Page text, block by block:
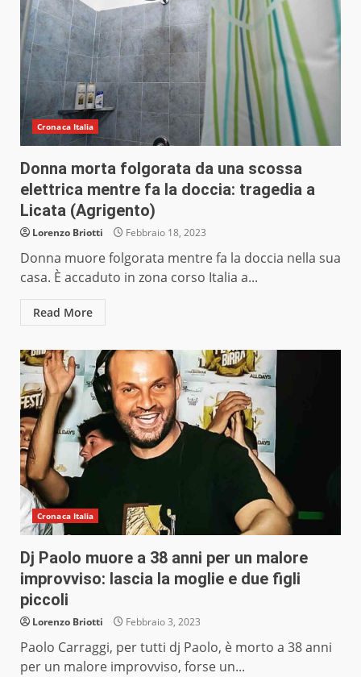
Cronaca Italia
Donna morta folgorata da una scossa
elettrica mentre fa la doccia: tragedia a
Licata (Agrigento)
Lorenzo Briotti Febbraio 18, 2023
Donna muore folgorata mentre fa la doccia nella sua
casa. È accaduto in zona corso Italia a...
Read More
Cronaca Italia
Dj Paolo muore a 38 anni per un malore
improvviso: lascia la moglie e due figli
piccoli
Lorenzo Briotti Febbraio 3, 2023
Paolo Carraggi, per tutti dj Paolo, è morto a 38 anni
per un malore improvviso, forse un...